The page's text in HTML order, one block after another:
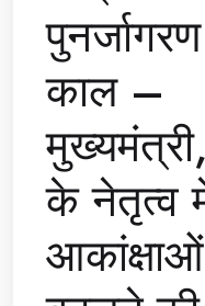
काल –
के नेतृत्व